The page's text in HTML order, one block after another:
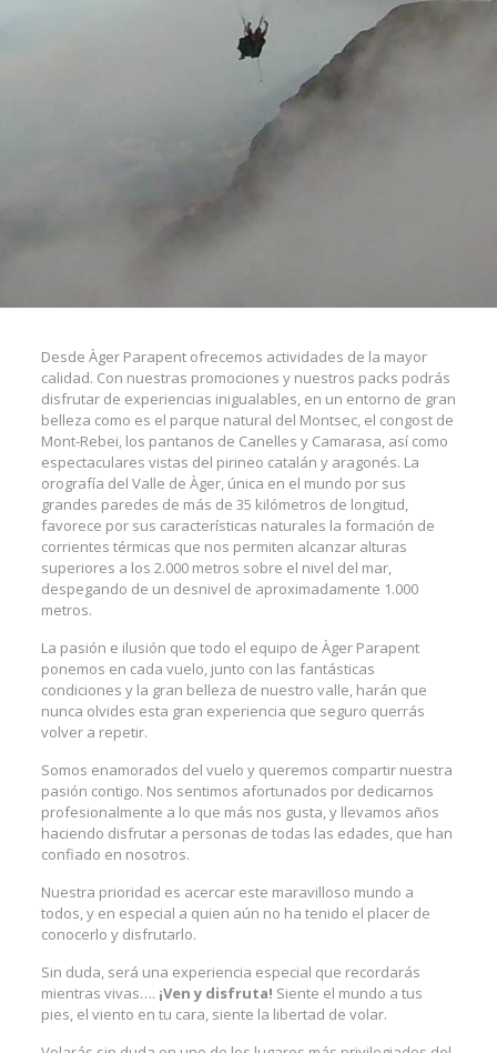
Desde Àger Parapent ofrecemos actividades de la mayor
calidad. Con nuestras promociones y nuestros packs podrás
disfrutar de experiencias inigualables, en un entorno de gran
belleza como es el parque natural del Montsec, el congost de
Mont-Rebei, los pantanos de Canelles y Camarasa, así como
espectaculares vistas del pirineo catalán y aragonés. La
orografía del Valle de Àger, única en el mundo por sus
grandes paredes de más de 35 kilómetros de longitud,
favorece por sus características naturales la formación de
corrientes térmicas que nos permiten alcanzar alturas
superiores a los 2.000 metros sobre el nivel del mar,
despegando de un desnivel de aproximadamente 1.000
metros.
La pasión e ilusión que todo el equipo de Àger Parapent
ponemos en cada vuelo, junto con las fantásticas
condiciones y la gran belleza de nuestro valle, harán que
nunca olvides esta gran experiencia que seguro querrás
volver a repetir.
Somos enamorados del vuelo y queremos compartir nuestra
pasión contigo. Nos sentimos afortunados por dedicarnos
profesionalmente a lo que más nos gusta, y llevamos años
haciendo disfrutar a personas de todas las edades, que han
confiado en nosotros.
Nuestra prioridad es acercar este maravilloso mundo a
todos, y en especial a quien aún no ha tenido el placer de
conocerlo y disfrutarlo.
Sin duda, será una experiencia especial que recordarás
mientras vivas…. ¡Ven y disfruta! Siente el mundo a tus
pies, el viento en tu cara, siente la libertad de volar.